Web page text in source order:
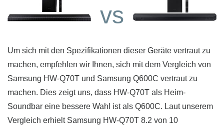
vs
Um sich mit den Spezifikationen dieser Geräte vertraut zu
machen, empfehlen wir Ihnen, sich mit dem Vergleich von
Samsung HW-Q70T und Samsung Q600C vertraut zu
machen. Dies zeigt uns, dass HW-Q70T als Heim-
Soundbar eine bessere Wahl ist als Q600C. Laut unserem
Vergleich erhielt Samsung HW-Q70T 8.2 von 10